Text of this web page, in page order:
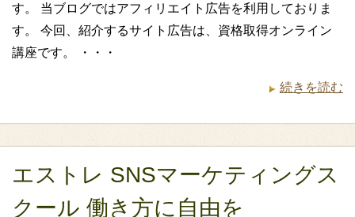
す。 当ブログではアフィリエイト広告を利用しておりま
す。 今回、紹介するサイト広告は、資格取得オンライン
講座です。 ・・・
続きを読む
エストレ SNSマーケティングス
クール 働き方に自由を